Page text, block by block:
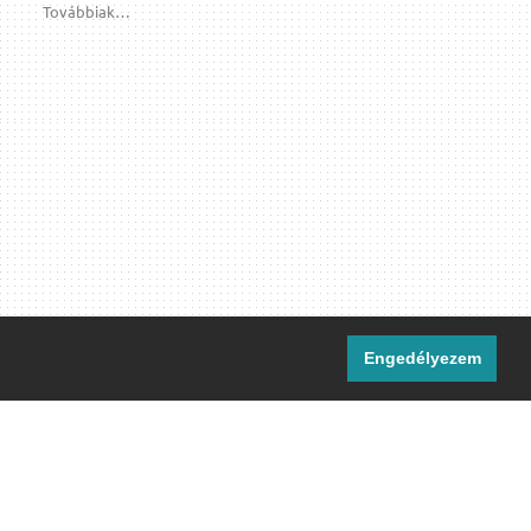
Engedélyezem
Továbbiak…